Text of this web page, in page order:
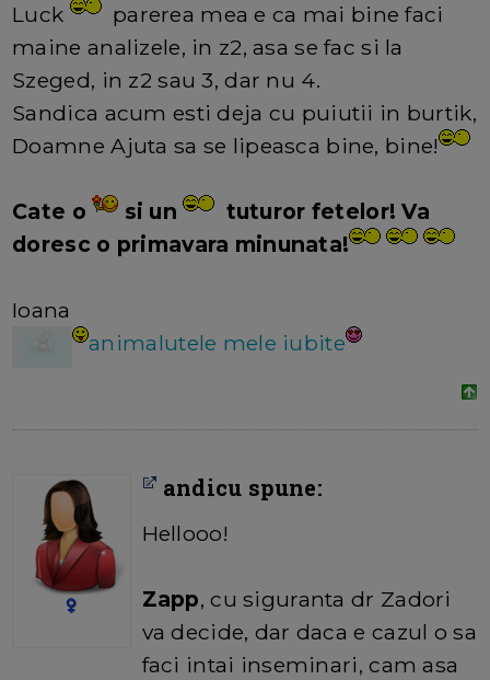
Luck
parerea mea e ca mai bine faci
maine analizele, in z2, asa se fac si la
Szeged, in z2 sau 3, dar nu 4.
Sandica acum esti deja cu puiutii in burtik,
Doamne Ajuta sa se lipeasca bine, bine!
Cate o si un
tuturor fetelor! Va
doresc o primavara minunata!
Ioana
animalutele mele iubite
andicu spune:
Hellooo!
Zapp, cu siguranta dr Zadori
va decide, dar daca e cazul o sa
faci intai inseminari, cam asa